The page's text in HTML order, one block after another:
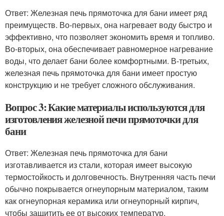
Ответ: Железная печь прямоточка для бани имеет ряд
преимуществ. Во-первых, она нагревает воду быстро и
эффективно, что позволяет экономить время и топливо.
Во-вторых, она обеспечивает равномерное нагревание
воды, что делает бани более комфортными. В-третьих,
железная печь прямоточка для бани имеет простую
конструкцию и не требует сложного обслуживания.
Вопрос 3: Какие материалы используются для
изготовления железной печи прямоточки для
бани
Ответ: Железная печь прямоточка для бани
изготавливается из стали, которая имеет высокую
термостойкость и долговечность. Внутренняя часть печи
обычно покрывается огнеупорным материалом, таким
как огнеупорная керамика или огнеупорный кирпич,
чтобы защитить ее от высоких температур.